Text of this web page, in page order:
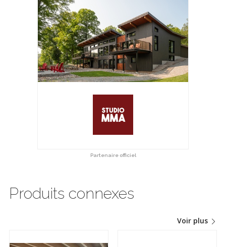
Partenaire officiel
Produits connexes
Voir plus